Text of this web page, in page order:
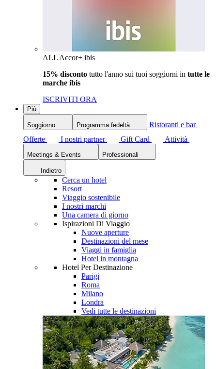
ALL Accor+ ibis
15% disconto tutto l'anno sui tuoi soggiorni in tutte le
marche ibis
ISCRIVITI ORA
Più
Soggiorno Programma fedeltà
Ristoranti e bar
Offerte
I nostri partner Gift Card Attività
Meetings & Events Professionali
Indietro
Cerca un hotel
Resort
Viaggio sostenibile
I nostri marchi
Una camera di giorno
Ispirazioni Di Viaggio
Nuove aperture
Destinazioni del mese
Viaggi in famiglia
Hotel in montagna
Hotel Per Destinazione
Parigi
Roma
Milano
Londra
Vedi tutte le destinazioni